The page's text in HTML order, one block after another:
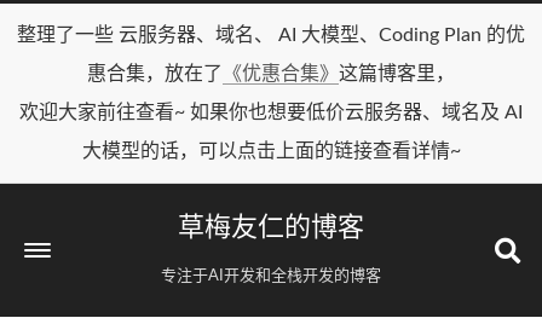
整理了一些 云服务器、域名、 AI 大模型、Coding Plan 的优
惠合集，放在了
《优惠合集》 这篇博客里，
欢迎大家前往查看~ 如果你也想要低价云服务器、域名及 AI
大模型的话，可以点击上面的链接查看详情~
草梅友仁的博客
专注于AI开发和全栈开发的博客